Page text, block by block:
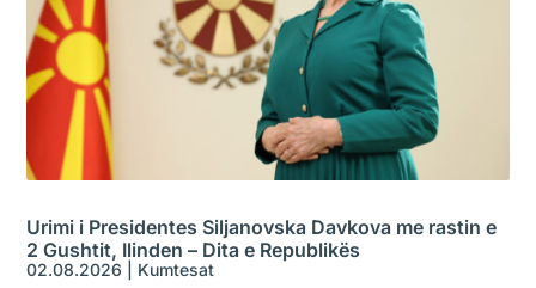
Urimi i Presidentes Siljanovska Davkova me rastin e
2 Gushtit, Ilinden – Dita e Republikës
02.08.2026 Kumtesat